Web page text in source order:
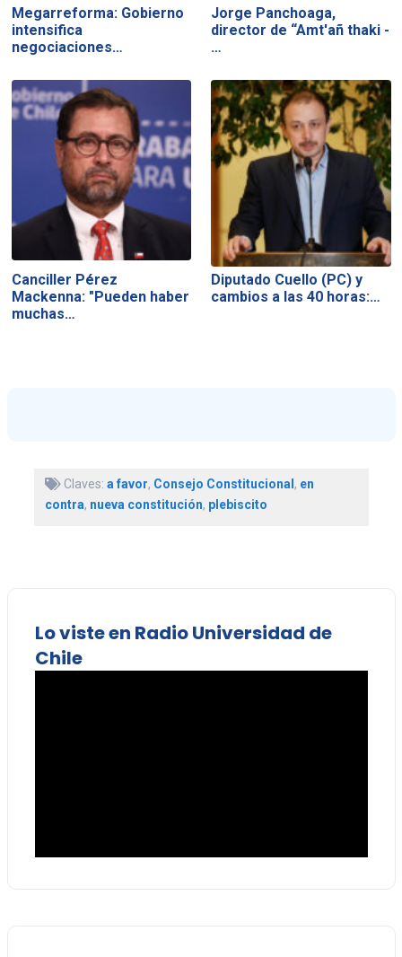
Megarreforma: Gobierno
intensifica
negociaciones…
Jorge Panchoaga,
director de “Amt'añ thaki -
…
Canciller Pérez
Mackenna: "Pueden haber
muchas…
Diputado Cuello (PC) y
cambios a las 40 horas:…
Claves: a favor, Consejo Constitucional, en
contra, nueva constitución, plebiscito
Lo viste en Radio Universidad de
Chile